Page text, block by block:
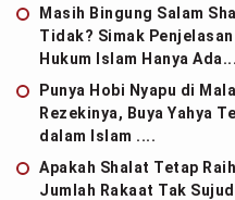
Masih Bingung Salam
Tidak? Simak
Hukum Islam Hanya Ada...
Punya Hobi Nyapu di
Rezekinya, Buya Yahya
dalam Islam ....
Apakah Shalat Tetap
Jumlah Rakaat Tak